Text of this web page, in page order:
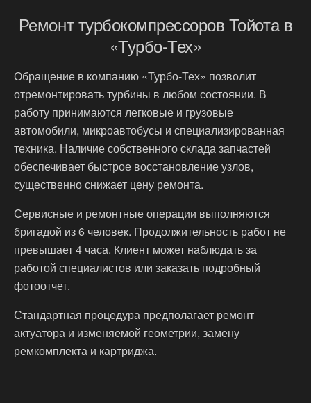
Ремонт турбокомпрессоров Тойота в
«Турбо-Тех»
Обращение в компанию «Турбо-Тех» позволит
отремонтировать турбины в любом состоянии. В
работу принимаются легковые и грузовые
автомобили, микроавтобусы и специализированная
техника. Наличие собственного склада запчастей
обеспечивает быстрое восстановление узлов,
существенно снижает цену ремонта.
Сервисные и ремонтные операции выполняются
бригадой из 6 человек. Продолжительность работ не
превышает 4 часа. Клиент может наблюдать за
работой специалистов или заказать подробный
фотоотчет.
Стандартная процедура предполагает ремонт
актуатора и изменяемой геометрии, замену
ремкомплекта и картриджа.